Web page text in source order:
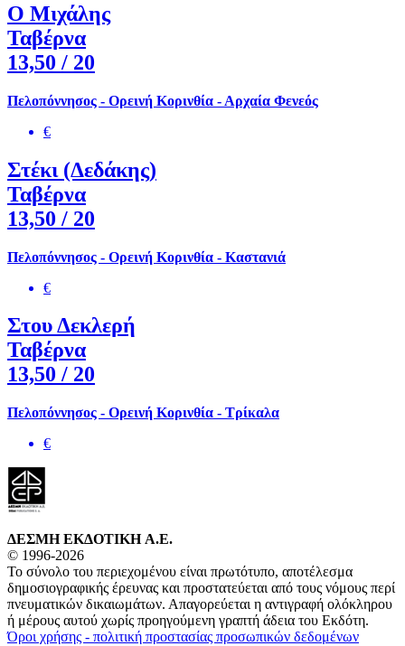
Ο Μιχάλης
Ταβέρνα
13,50 / 20
Πελοπόννησος - Ορεινή Κορινθία - Αρχαία Φενεός
€
Στέκι (Δεδάκης)
Ταβέρνα
13,50 / 20
Πελοπόννησος - Ορεινή Κορινθία - Καστανιά
€
Στου Δεκλερή
Ταβέρνα
13,50 / 20
Πελοπόννησος - Ορεινή Κορινθία - Τρίκαλα
€
ΔΕΣΜΗ ΕΚΔΟΤΙΚΗ A.E.
© 1996-2026
Το σύνολο του περιεχομένου είναι πρωτότυπο, αποτέλεσμα
δημοσιογραφικής έρευνας και προστατεύεται από τους νόμους περί
πνευματικών δικαιωμάτων. Απαγορεύεται η αντιγραφή ολόκληρου
ή μέρους αυτού χωρίς προηγούμενη γραπτή άδεια του Εκδότη.
Όροι χρήσης - πολιτική προστασίας προσωπικών δεδομένων